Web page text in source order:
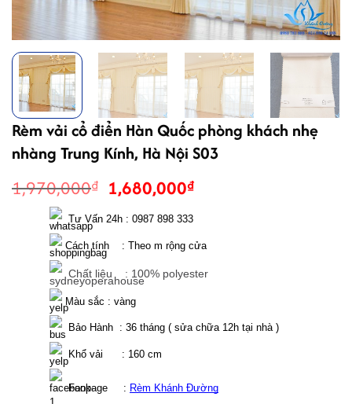
Rèm vải cổ điển Hàn Quốc phòng khách nhẹ
nhàng Trung Kính, Hà Nội S03
1,970,000₫ Giá
là:
1,970,000₫.
1,680,000₫Giá
là:
Tư Vấn 24h : 0987 898 333
Cách tính    : Theo m rộng cửa
Chất liệu    : 100% polyester
Màu sắc : vàng
Bảo Hành  : 36 tháng ( sửa chữa 12h tại nhà )
Khổ vải      : 160 cm
Fanpage     : Rèm Khánh Đường